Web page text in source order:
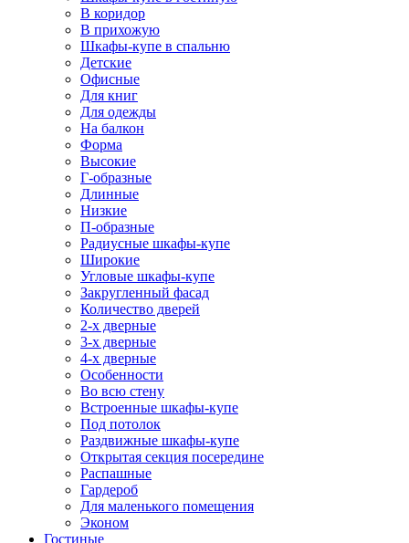
В коридор
В прихожую
Шкафы-купе в спальню
Детские
Офисные
Для книг
Для одежды
На балкон
Форма
Высокие
Г-образные
Длинные
Низкие
П-образные
Радиусные шкафы-купе
Широкие
Угловые шкафы-купе
Закругленный фасад
Количество дверей
2-х дверные
3-х дверные
4-х дверные
Особенности
Во всю стену
Встроенные шкафы-купе
Под потолок
Раздвижные шкафы-купе
Открытая секция посередине
Распашные
Гардероб
Для маленького помещения
Эконом
Гостиные